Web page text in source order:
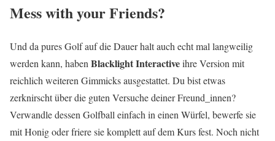
Mess with your Friends?
Und da pures Golf auf die Dauer halt auch echt mal langweilig
werden kann, haben Blacklight Interactiveihre Version mit
reichlich weiteren Gimmicks ausgestattet. Du bist etwas
zerknirscht über die guten Versuche deiner Freund_innen?
Verwandle dessen Golfball einfach in einen Würfel, bewerfe sie
mit Honig oder friere sie komplett auf dem Kurs fest. Noch nicht